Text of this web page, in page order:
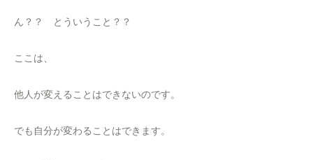
ん？？ とういうこと？？
ここは、
他人が変えることはできないのです。
でも自分が変わることはできます。